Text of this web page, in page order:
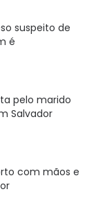
suspeito de
é
pelo marido
Salvador
com mãos e